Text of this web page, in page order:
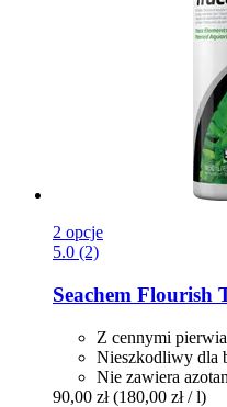
2 opcje
5.0 (2)
Seachem Flourish
Z cennymi
Nieszkodliwy dla
Nie zawiera
90,00 zł (180,00 zł / l)